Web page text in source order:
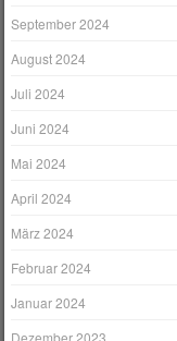
September 2024
August 2024
Juli 2024
Juni 2024
Mai 2024
April 2024
März 2024
Februar 2024
Januar 2024
Dezember 2023